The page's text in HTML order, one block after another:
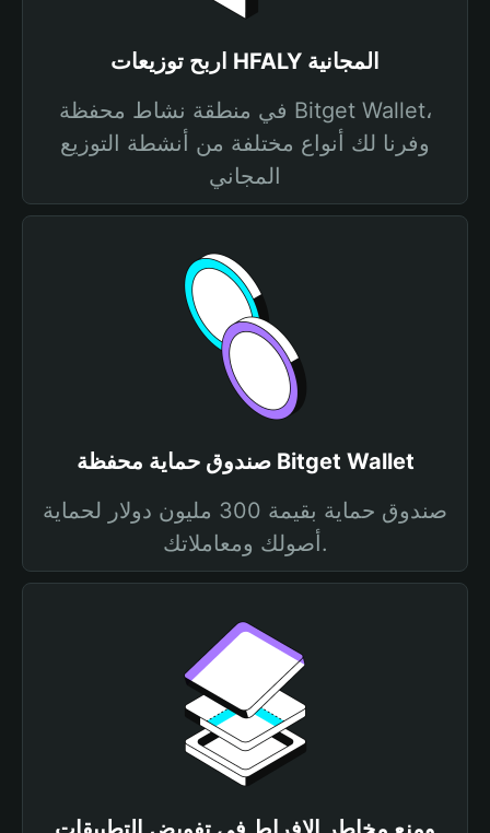
اربح توزيعات HFALY المجانية
في منطقة نشاط محفظة Bitget Wallet،
وفرنا لك أنواع مختلفة من أنشطة التوزيع
المجاني
صندوق حماية محفظة Bitget Wallet
صندوق حماية بقيمة 300 مليون دولار لحماية
أصولك ومعاملاتك.